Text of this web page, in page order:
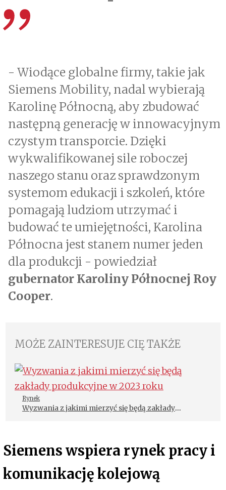
- Wiodące globalne firmy, takie jak
Siemens Mobility, nadal wybierają
Karolinę Północną, aby zbudować
następną generację w innowacyjnym
czystym transporcie. Dzięki
wykwalifikowanej sile roboczej
naszego stanu oraz sprawdzonym
systemom edukacji i szkoleń, które
pomagają ludziom utrzymać i
budować te umiejętności, Karolina
Północna jest stanem numer jeden
dla produkcji - powiedział
gubernator Karoliny Północnej Roy
Cooper.
MOŻE ZAINTERESUJE CIĘ TAKŻE
Rynek
Wyzwania z jakimi mierzyć się będą zakłady
Siemens wspiera rynek pracy i
komunikację kolejową